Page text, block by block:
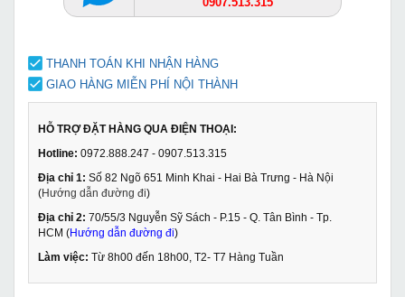
THANH TOÁN KHI NHẬN HÀNG
GIAO HÀNG MIỄN PHÍ NỘI THÀNH
HỖ TRỢ ĐẶT HÀNG QUA ĐIỆN THOẠI:
Hotline: 0972.888.247 - 0907.513.315
Địa chỉ 1: Số 82 Ngõ 651 Minh Khai - Hai Bà Trưng - Hà Nội
(Hướng dẫn đường đi)
Địa chỉ 2: 70/55/3 Nguyễn Sỹ Sách - P.15 - Q. Tân Bình - Tp.
HCM (Hướng dẫn đường đi)
Làm việc: Từ 8h00 đến 18h00, T2- T7 Hàng Tuần